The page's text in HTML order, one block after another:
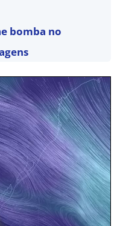
bomba no